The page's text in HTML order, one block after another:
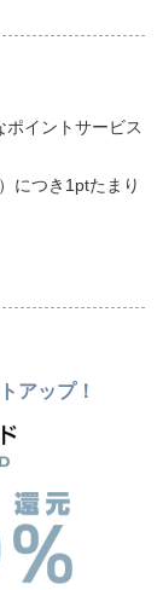
イントサービス
につき1ptたまり
アップ！